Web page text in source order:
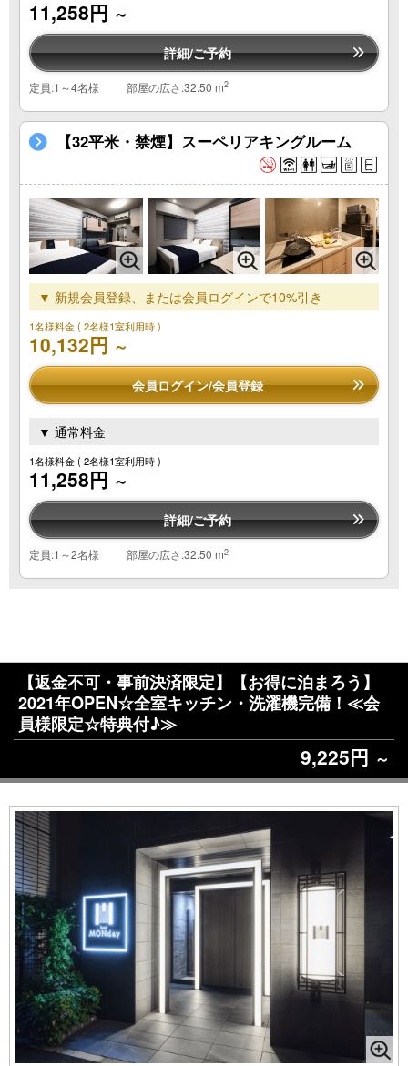
11,258円 ～
詳細/ご予約
定員:1～4名様 部屋の広さ:32.50 m2
【32平米・禁煙】スーペリアキングルーム
▼ 新規会員登録、または会員ログインで10%引き
1名様料金( 2名様1室利用時 )
10,132円 ～
会員ログイン/会員登録
▼ 通常料金
1名様料金( 2名様1室利用時 )
11,258円 ～
詳細/ご予約
定員:1～2名様 部屋の広さ:32.50 m2
【返金不可・事前決済限定】【お得に泊まろう】
2021年OPEN☆全室キッチン・洗濯機完備！≪会
員様限定☆特典付♪≫
9,225円 ～